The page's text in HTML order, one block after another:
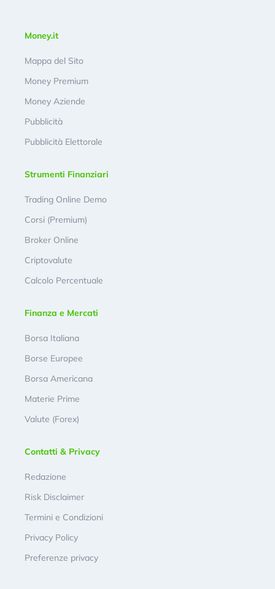
Money.it
Mappa del Sito
Money Premium
Money Aziende
Pubblicità
Pubblicità Elettorale
Strumenti Finanziari
Trading Online Demo
Corsi (Premium)
Broker Online
Criptovalute
Calcolo Percentuale
Finanza e Mercati
Borsa Italiana
Borse Europee
Borsa Americana
Materie Prime
Valute (Forex)
Contatti & Privacy
Redazione
Risk Disclaimer
Termini e Condizioni
Privacy Policy
Preferenze privacy